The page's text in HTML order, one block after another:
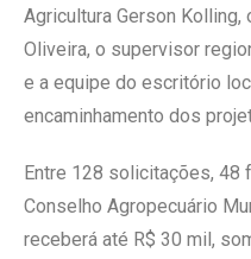
Agricultura Gerson Kolling,
Oliveira, o supervisor
e a equipe do escritório
encaminhamento dos
Entre 128 solicitações, 48
Conselho Agropecuário
receberá até R$ 30 mil,